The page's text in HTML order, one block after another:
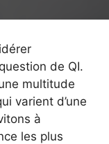
de QI.
multitude
varient d’une
à
les plus